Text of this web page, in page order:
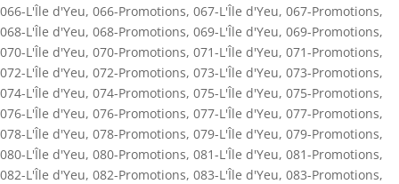
066-L'Île d'Yeu, 066-Promotions, 067-L'Île d'Yeu, 067-Promotions,
068-L'Île d'Yeu, 068-Promotions, 069-L'Île d'Yeu, 069-Promotions,
070-L'Île d'Yeu, 070-Promotions, 071-L'Île d'Yeu, 071-Promotions,
072-L'Île d'Yeu, 072-Promotions, 073-L'Île d'Yeu, 073-Promotions,
074-L'Île d'Yeu, 074-Promotions, 075-L'Île d'Yeu, 075-Promotions,
076-L'Île d'Yeu, 076-Promotions, 077-L'Île d'Yeu, 077-Promotions,
078-L'Île d'Yeu, 078-Promotions, 079-L'Île d'Yeu, 079-Promotions,
080-L'Île d'Yeu, 080-Promotions, 081-L'Île d'Yeu, 081-Promotions,
082-L'Île d'Yeu, 082-Promotions, 083-L'Île d'Yeu, 083-Promotions,